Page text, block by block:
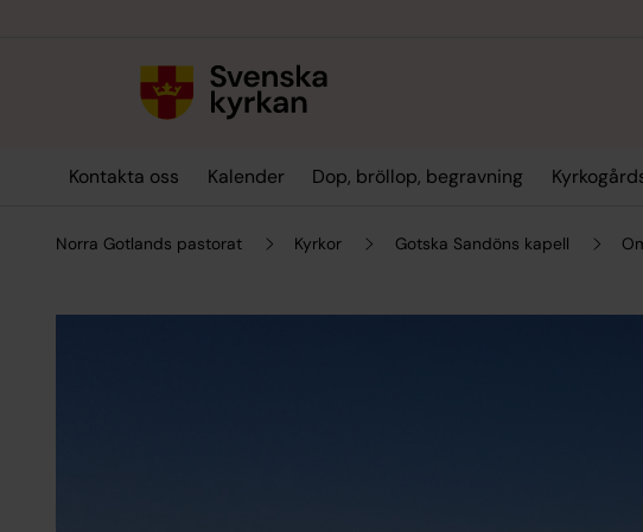
Kontakta oss Kalender Dop, bröllop, begravning
Norra Gotlands pastorat Kyrkor Gotska Sandöns kapell